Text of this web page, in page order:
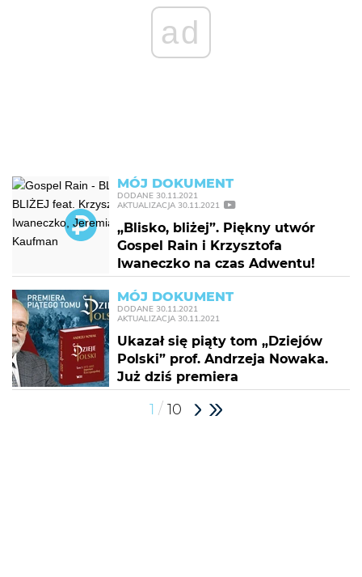
ad
MÓJ DOKUMENT
DODANE 30.11.2021
AKTUALIZACJA 30.11.2021
„Blisko, bliżej”. Piękny utwór
Gospel Rain i Krzysztofa
Iwaneczko na czas Adwentu!
MÓJ DOKUMENT
DODANE 30.11.2021
AKTUALIZACJA 30.11.2021
Ukazał się piąty tom „Dziejów
Polski” prof. Andrzeja Nowaka.
Już dziś premiera
1 / 10